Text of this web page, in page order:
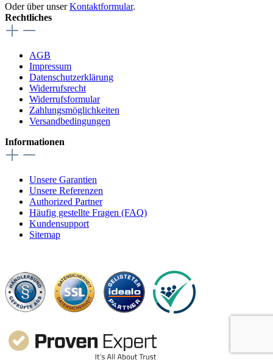
Oder über unserKontaktformular.
Rechtliches
AGB
Impressum
Datenschutzerklärung
Widerrufsrecht
Widerrufsformular
Zahlungsmöglichkeiten
Versandbedingungen
Informationen
Unsere Garantien
Unsere Referenzen
Authorized Partner
Häufig gestellte Fragen (FAQ)
Kundensupport
Sitemap